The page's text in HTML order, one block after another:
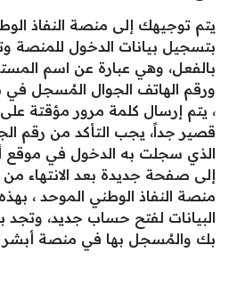
يتم توجيهك إلى منصة النفاذ
بتسجيل بيانات الدخول للمنصة
بالفعل، وهي عبارة عن اسم
ورقم الهاتف الجوال المُسجل في
، يتم إرسال كلمة مرور مؤقتة
قصير جداً، يجب التأكد من رقم
الذي سجلت به الدخول في موقع
إلى صفحة جديدة بعد الانتهاء
منصة النفاذ الوطني الموحد ،
البيانات لفتح حساب جديد، وتجد
بك والمُسجل بها في منصة أبشر